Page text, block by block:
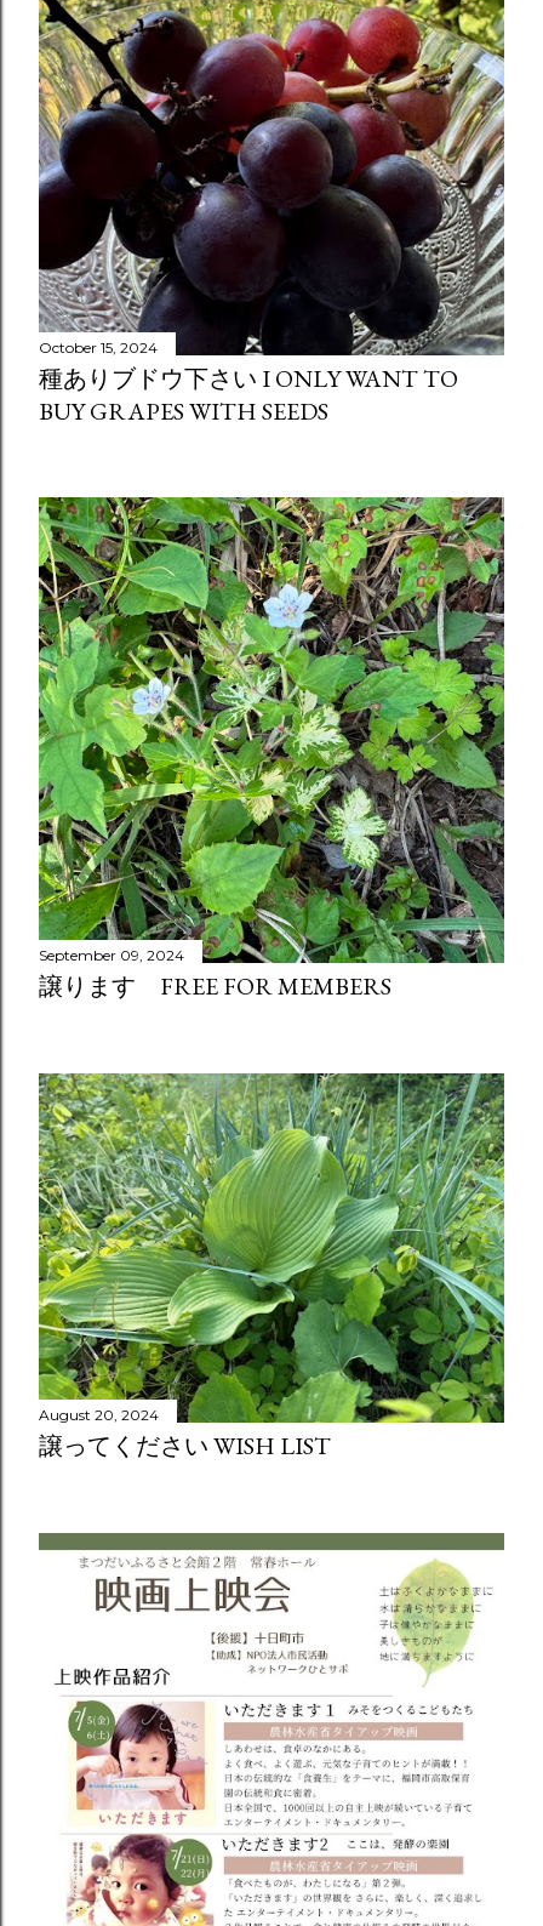
October 15, 2024
種ありブドウ下さい I ONLY WANT TO
BUY GRAPES WITH SEEDS
September 09, 2024
譲ります FREE FOR MEMBERS
August 20, 2024
譲ってください WISH LIST